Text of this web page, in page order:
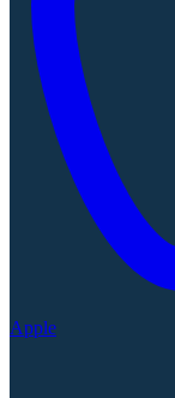
Apple